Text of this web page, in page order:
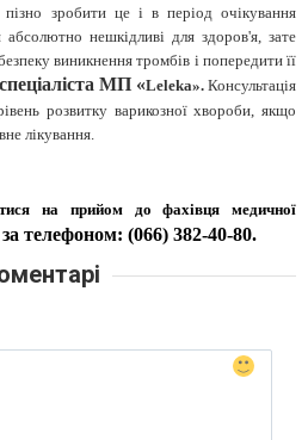
зробити це і в період очікування
нешкідливі для здоров'я, зате
виникнення тромбів і попередити її
МП «Leleka».Консультація
розвитку варикозної хвороби, якщо
лікування.
на прийом до
фахівця медичної
телефоном: (066) 382-40-80.